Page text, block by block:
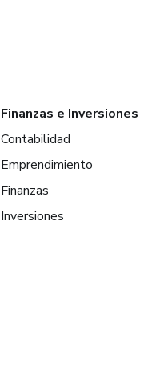
Finanzas e Inversiones
Contabilidad
Emprendimiento
Finanzas
Inversiones